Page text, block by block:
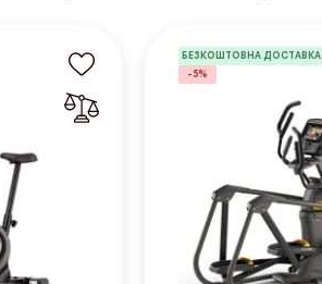
БЕЗКОШТОВНА ДОСТАВКА
-5%